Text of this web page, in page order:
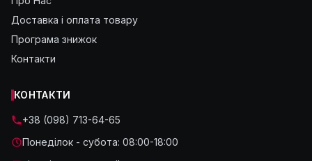
Доставка і оплата товару
Програма знижок
Контакти
КОНТАКТИ
+38 (098) 713-64-65
Понеділок - субота: 08:00-18:00